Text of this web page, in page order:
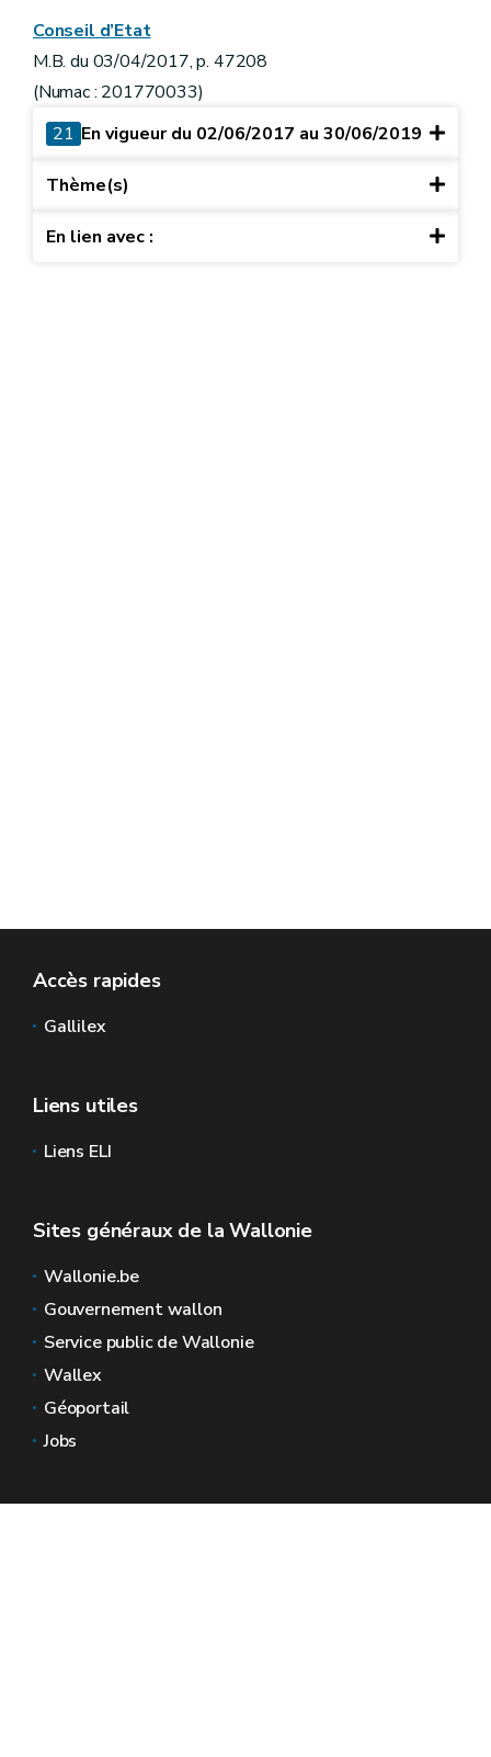
Conseil d’Etat
M.B. du 03/04/2017, p. 47208
(Numac : 201770033)
21 En vigueur du 02/06/2017 au 30/06/2019
Thème(s)
En lien avec :
Accès rapides
Gallilex
Liens utiles
Liens ELI
Sites généraux de la Wallonie
Wallonie.be
Gouvernement wallon
Service public de Wallonie
Wallex
Géoportail
Jobs